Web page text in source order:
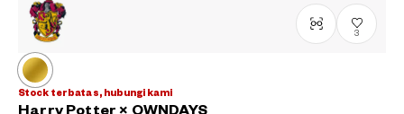
3
Stock terbatas, hubungi kami
Harry Potter × OWNDAYS